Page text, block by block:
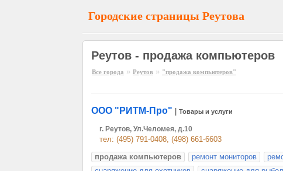
Городские страницы Реутова
Реутов - продажа компьютеров
Все города » Реутов » "продажа компьютеров"
ООО "РИТМ-Про" Товары и услуги
г. Реутов, Ул.Челомея, д.10
тел: (495) 791-0408, (498) 661-6603
продажа компьютеров
ремонт мониторов